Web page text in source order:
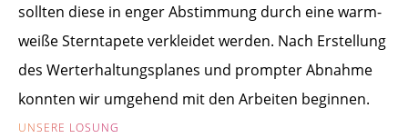
sollten diese in enger Abstimmung durch eine warm-
weiße Sterntapete verkleidet werden. Nach Erstellung
des Werterhaltungsplanes und prompter Abnahme
konnten wir umgehend mit den Arbeiten beginnen.
UNSERE LÖSUNG